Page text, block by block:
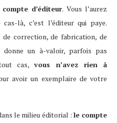
d’éditeur. Vous l’aurez
là, c’est l’éditeur qui paye.
de correction, de fabrication, de
un à-valoir, parfois pas
tout cas,vous n’avez rien à
avoir un exemplaire de votre
le milieu éditorial : le compte